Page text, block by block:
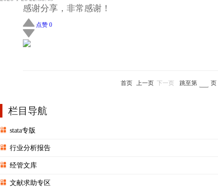
感谢分享，非常感谢！
点赞 0
首页 上一页 下一页 跳至第 页
栏目导航
stata专版
行业分析报告
经管文库
文献求助专区